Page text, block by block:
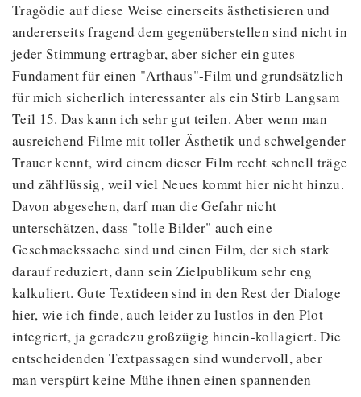
Tragödie auf diese Weise einerseits ästhetisieren und
andererseits fragend dem gegenüberstellen sind nicht in
jeder Stimmung ertragbar, aber sicher ein gutes
Fundament für einen "Arthaus"-Film und grundsätzlich
für mich sicherlich interessanter als ein Stirb Langsam
Teil 15. Das kann ich sehr gut teilen. Aber wenn man
ausreichend Filme mit toller Ästhetik und schwelgender
Trauer kennt, wird einem dieser Film recht schnell träge
und zähflüssig, weil viel Neues kommt hier nicht hinzu.
Davon abgesehen, darf man die Gefahr nicht
unterschätzen, dass "tolle Bilder" auch eine
Geschmackssache sind und einen Film, der sich stark
darauf reduziert, dann sein Zielpublikum sehr eng
kalkuliert. Gute Textideen sind in den Rest der Dialoge
hier, wie ich finde, auch leider zu lustlos in den Plot
integriert, ja geradezu großzügig hinein-kollagiert. Die
entscheidenden Textpassagen sind wundervoll, aber
man verspürt keine Mühe ihnen einen spannenden